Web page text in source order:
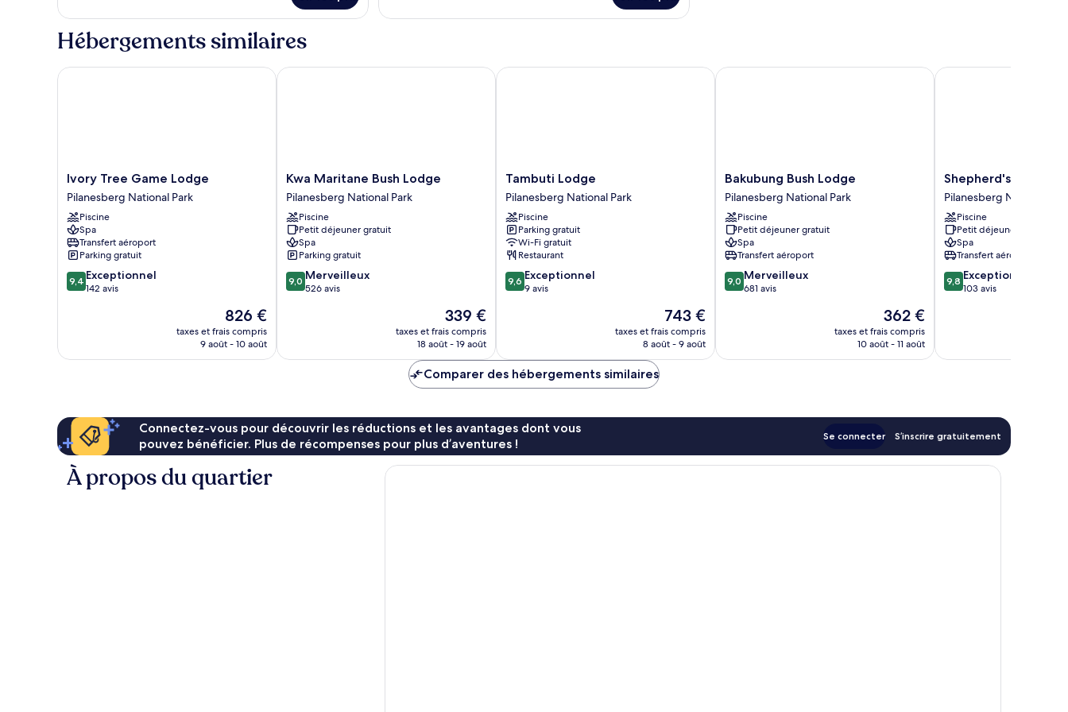
le
Chambre
Hébergements similaires
Ivory
Tree
Game
Lodge
Pilanesberg
National
Park
Ivory Tree Game Lodge
Pilanesberg National Park
Piscine
Spa
Transfert aéroport
Parking gratuit
9.4
sur
9,4 Exceptionnel
142 avis
Le
nouveau
prix
826 €
taxes et frais compris
9 août - 10 août
Ivory Tree Game Lodge
Kwa
Maritane
Bush
Lodge
Pilanesberg
National
Park
Kwa Maritane Bush Lodge
Pilanesberg National Park
Piscine
Petit déjeuner gratuit
Spa
Parking gratuit
9.0
sur
9,0 Merveilleux
526 avis
Le
nouveau
prix
de
339 €
339 €
taxes et frais compris
18 août - 19 août
Kwa Maritane Bush Lodge
Tambuti
Lodge
Pilanesberg
National
Park
Tambuti Lodge
Pilanesberg National Park
Piscine
Parking gratuit
Wi-Fi gratuit
Restaurant
9.6
sur
9,6 Exceptionnel
9 avis
Le
nouveau
prix
743 €
taxes et frais compris
8 août - 9 août
Tambuti Lodge
Bakubung
Bush
Lodge
Pilanesberg
National
Park
Bakubung Bush Lodge
Pilanesberg National Park
Piscine
Petit déjeuner gratuit
Spa
Transfert aéroport
9.0
sur
9,0 Merveilleux
681 avis
Le
nouveau
prix
362 €
taxes et frais compris
10 août - 11 août
Bakubung Bush Lodge
Shepherd's
Tree
Game
Lodge
Pilanesberg
National
Park
Shepherd's Tree
Pilanesberg National
Piscine
Petit déjeuner gratuit
Spa
Transfert aéroport
9.8
sur
9,8 Exceptionnel
103 avis
Shepherd's Tree
Comparer des hébergements similaires
Connectez-vous pour découvrir les réductions et les avantages dont vous
pouvez bénéficier. Plus de récompenses pour plus d’aventures !
Se connecter S’inscrire gratuitement
À propos du quartier